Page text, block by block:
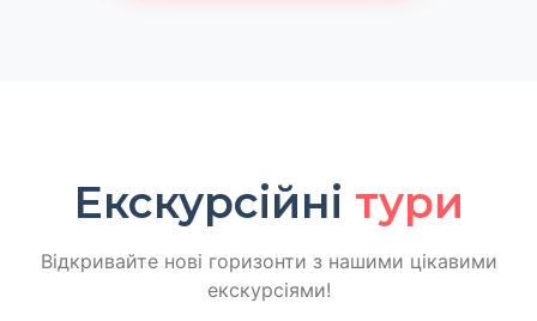
Екскурсійні тури
Відкривайте нові горизонти з нашими цікавими
екскурсіями!